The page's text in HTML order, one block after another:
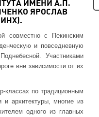
ИМЕНИ А.П.
ЯРОСЛАВ
совместно с Пекинским
и повседневную
Участниками
вне зависимости от их
классах по традиционным
и архитектуры, многие из
одного из главных